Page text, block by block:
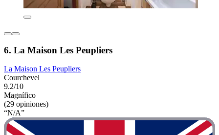
6. La Maison Les Peupliers
La Maison Les Peupliers
Courchevel
9.2/10
Magnífico
(29 opiniones)
“N/A”